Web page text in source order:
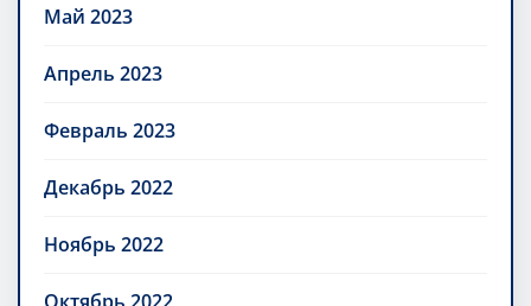
Май 2023
Апрель 2023
Февраль 2023
Декабрь 2022
Ноябрь 2022